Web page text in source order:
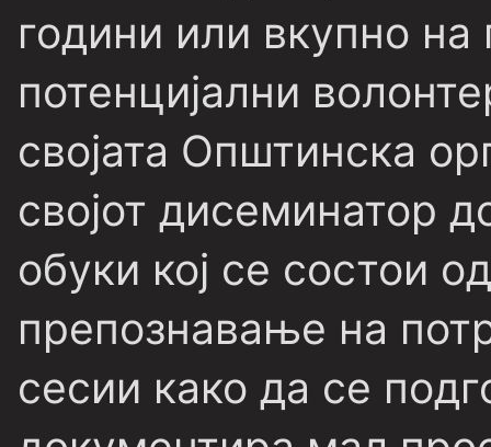
години или вкупно
потенцијални
својата Општинска
својот дисеминатор
обуки кој се состои
препознавање на
сесии како да се